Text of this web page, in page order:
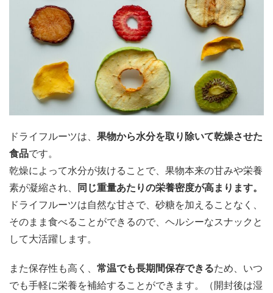
ドライフルーツは、 果物から水分を取り除いて乾燥させた
食品です。
乾燥によって水分が抜けることで、果物本来の甘みや栄養
素が凝縮され、 同じ重量あたりの栄養密度が高まります。
ドライフルーツは自然な甘さで、砂糖を加えることなく、
そのまま食べることができるので、ヘルシーなスナックと
して大活躍します。
また保存性も高く、 常温でも長期間保存できるため、いつ
でも手軽に栄養を補給することができます。（開封後は湿